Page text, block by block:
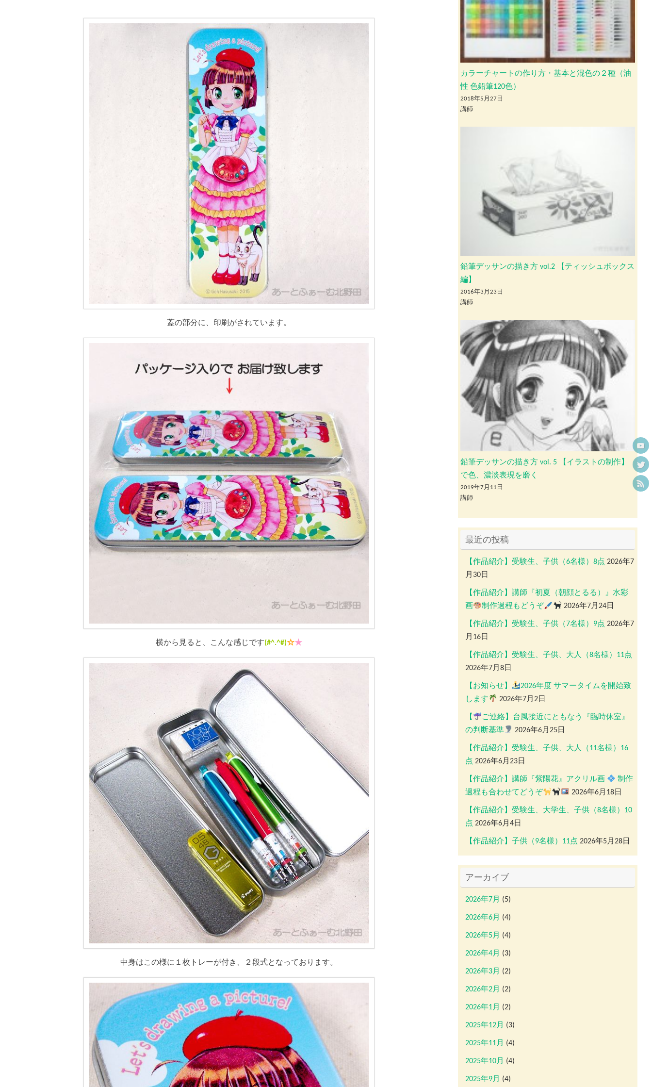
蓋の部分に、印刷がされています。
横から見ると、こんな感じです(#^.^#)☆★
中身はこの様に１枚トレーが付き、２段式となっております。
カラーチャートの作り方・基本と混色の２種（油
性 色鉛筆120色）
2018年5月27日
講師
鉛筆デッサンの描き方 vol.2 【ティッシュボックス
編】
2016年3月23日
講師
鉛筆デッサンの描き方 vol. 5 【イラストの制作】
で色、濃淡表現を磨く
2019年7月11日
講師
最近の投稿
【作品紹介】受験生、子供（6名様）8点 2026年7
月30日
【作品紹介】講師『初夏（朝顔とるる）』水彩
画
制作過程もどうぞ 2026年7月24日
【作品紹介】受験生、子供（7名様）9点 2026年7
月16日
【作品紹介】受験生、子供、大人（8名様）11点
2026年7月8日
【お知らせ】
2026年度 サマータイムを開始致
します
2026年7月2日
【
ご連絡】台風接近にともなう『臨時休室』
の判断基準
2026年6月25日
【作品紹介】受験生、子供、大人（11名様）16
点 2026年6月23日
【作品紹介】講師『紫陽花』アクリル画
制作
過程も合わせてどうぞ
2026年6月18日
【作品紹介】受験生、大学生、子供（8名様）10
点 2026年6月4日
【作品紹介】子供（9名様）11点 2026年5月28日
アーカイブ
2026年7月 (5)
2026年6月 (4)
2026年5月 (4)
2026年4月 (3)
2026年3月 (2)
2026年2月 (2)
2026年1月 (2)
2025年12月 (3)
2025年11月 (4)
2025年10月 (4)
2025年9月 (4)